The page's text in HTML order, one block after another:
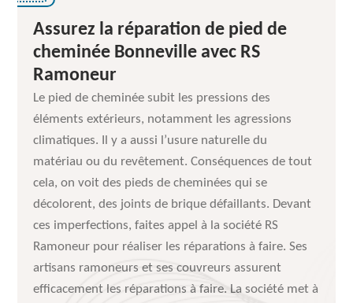
Assurez la réparation de pied de
cheminée Bonneville avec RS
Ramoneur
Le pied de cheminée subit les pressions des
éléments extérieurs, notamment les agressions
climatiques. Il y a aussi l’usure naturelle du
matériau ou du revêtement. Conséquences de tout
cela, on voit des pieds de cheminées qui se
décolorent, des joints de brique défaillants. Devant
ces imperfections, faites appel à la société RS
Ramoneur pour réaliser les réparations à faire. Ses
artisans ramoneurs et ses couvreurs assurent
efficacement les réparations à faire. La société met à